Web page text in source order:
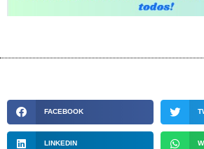
FACEBOOK
LINKEDIN